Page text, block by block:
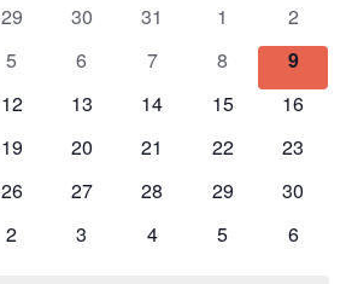
vistas
de
de
0
29
0
30
0
31
0
eventos
1
0
2
0
5
0
6
0
7
0
eventos
8
0
9
0
12
0
13
0
14
0
15
0
16
0
19
0
20
0
21
0
22
0
23
0
26
0
27
0
28
0
29
0
30
0
2
0
3
0
4
0
5
0
6